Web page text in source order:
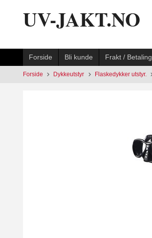
innholdetUV-JAKT.NO
Forside Bli kunde Frakt / Betaling
Forside Dykkeutstyr Flaskedykker utstyr.